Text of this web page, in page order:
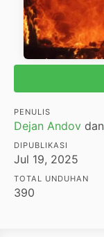
PENULIS
Dejan Andov dan
DIPUBLIKASI
Jul 19, 2025
TOTAL UNDUHAN
390